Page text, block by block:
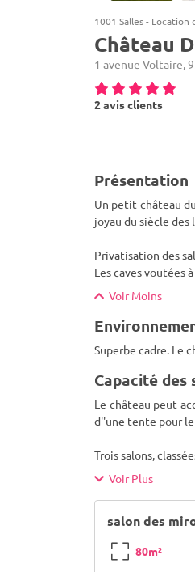
1001 Salles- Location
Château
1 avenue Voltaire,
2 avis clients
Présentation
Un petit château
joyau du siècle
Privatisation des
Les caves voutées
Voir Moins
Superbe cadre. Le
Capacité des
Le château peut
d''une tente pour
Trois salons,
Voir Plus
salon des
80m²